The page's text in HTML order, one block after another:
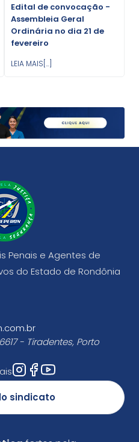
Edital de convocação -
Assembleia Geral
Ordinária no dia 21 de
fevereiro
LEIA MAIS[...]
Penais e Agentes de
do Estado de Rondônia
- Tiradentes, Porto
sindicato